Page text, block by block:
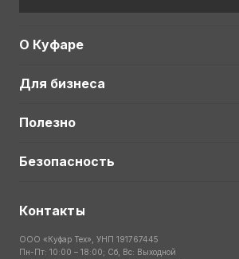
О Куфаре
Для бизнеса
Полезно
Безопасность
Контакты
ООО «Куфар Тех», УНП 191767445
Пн-Пт: 10:00 – 18:00; Сб, Вс: Выходной